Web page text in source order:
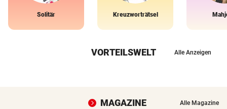
Solitär Kreuzworträtsel
VORTEILSWELT Alle Anzeigen
MAGAZINE Alle Magazine